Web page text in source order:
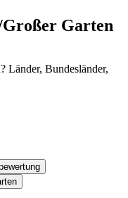
Großer Garten
Länder, Bundesländer,